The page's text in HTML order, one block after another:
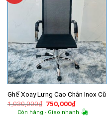
Ghế Xoay Lưng Cao Chân Inox Cũ
1,030,000₫ Giá
gốc
là:
750,000₫Giá
hiện
tại
Còn hàng - Giao nhanh